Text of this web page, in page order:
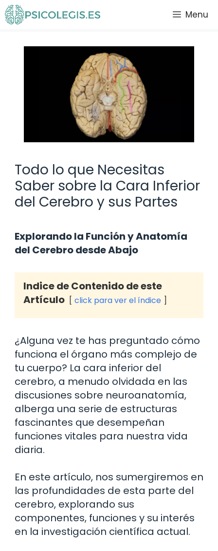
Saltar
al
Menu
Todo lo que Necesitas
Saber sobre la Cara Inferior
del Cerebro y sus Partes
Explorando la Función y Anatomía
del Cerebro desde Abajo
Indice de Contenido de este
Artículo
click para ver el índice
¿Alguna vez te has preguntado cómo
funciona el órgano más complejo de
tu cuerpo? La cara inferior del
cerebro, a menudo olvidada en las
discusiones sobre neuroanatomía,
alberga una serie de estructuras
fascinantes que desempeñan
funciones vitales para nuestra vida
diaria.
En este artículo, nos sumergiremos en
las profundidades de esta parte del
cerebro, explorando sus
componentes, funciones y su interés
en la investigación científica actual.